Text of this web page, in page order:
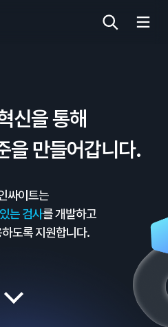
신을 통해
을 만들어갑니다.
싸이트는
는 검사를 개발하고
도록 지원합니다.